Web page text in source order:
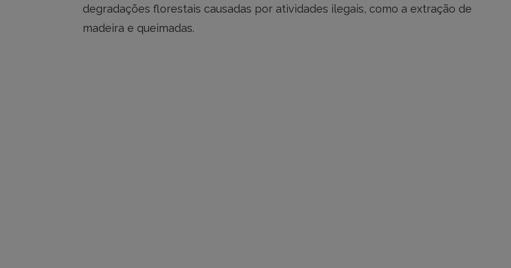
degradações florestais causadas por atividades ilegais, como a extração de
madeira e queimadas.